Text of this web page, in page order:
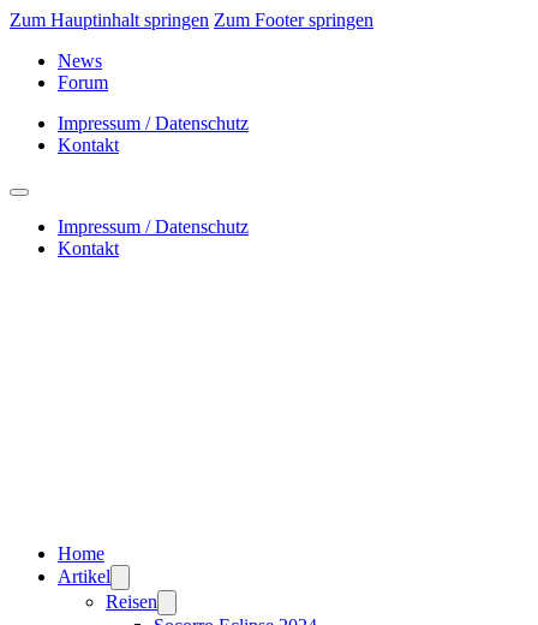
Zum Hauptinhalt springen Zum Footer springen
News
Forum
Impressum / Datenschutz
Kontakt
Impressum / Datenschutz
Kontakt
Home
Artikel
Reisen